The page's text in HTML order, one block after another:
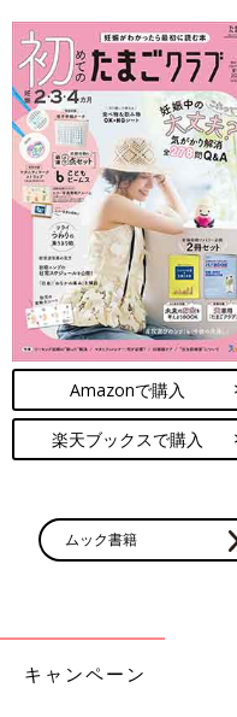
Amazonで購入
楽天ブックスで購入
ムック書籍
キャンペーン